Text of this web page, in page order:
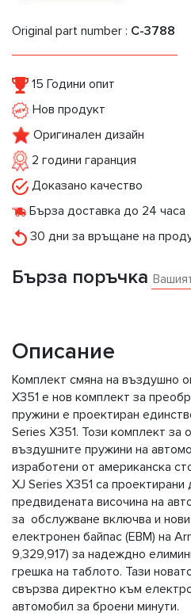
Original part number : C-3788
15 Години опит
Нов продукт
Оригинален дизайн
2 години гаранция
Доказано качество
Бърза доставка до 24 часа
30 дни за връщане на
Бърза поръчка
Описание
Комплект смяна на въздушно
X351 е нов комплект за
пружини е проектиран
Series X351. Този комплект за
въздушните пружини на
изработени от американска
XJ Series X351 са
предвидената височина на
за обслужване включва и
електронен байпас (EBM) на
9,329,917) за надеждно
грешка на таблото. Тази
свързва директно към
автомобил за броени минути.